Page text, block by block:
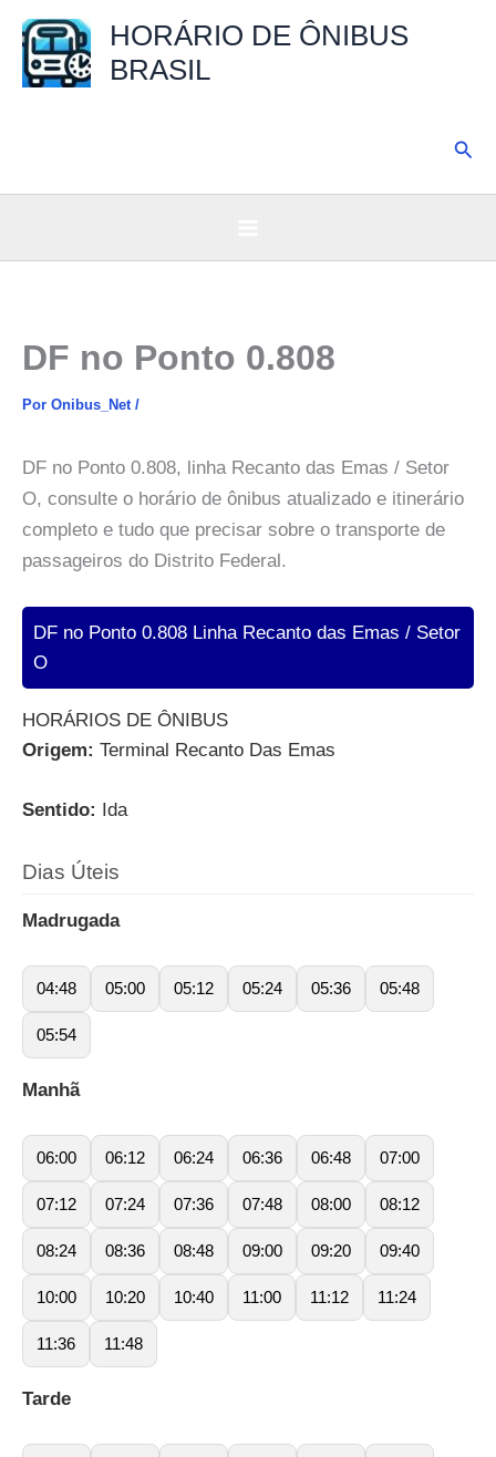
para
HORÁRIO DE ÔNIBUS
BRASIL
DF no Ponto 0.808
Por Onibus_Net /
DF no Ponto 0.808, linha Recanto das Emas / Setor
O, consulte o horário de ônibus atualizado e itinerário
completo e tudo que precisar sobre o transporte de
passageiros do Distrito Federal.
DF no Ponto 0.808 Linha Recanto das Emas / Setor
O
HORÁRIOS DE ÔNIBUS
Origem: Terminal Recanto Das Emas
Sentido: Ida
Dias Úteis
Madrugada
04:48 05:00 05:12 05:24 05:36 05:48
05:54
Manhã
06:00 06:12 06:24 06:36 06:48 07:00
07:12 07:24 07:36 07:48 08:00 08:12
08:24 08:36 08:48 09:00 09:20 09:40
10:00 10:20 10:40 11:00 11:12 11:24
11:36 11:48
Tarde